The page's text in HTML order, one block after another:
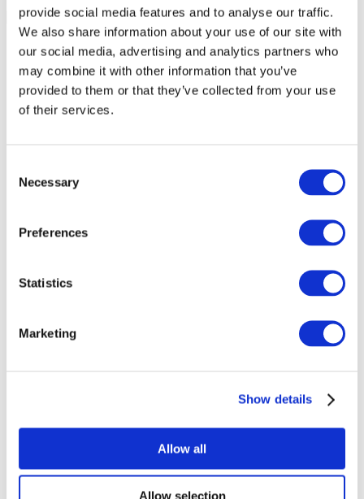
provide social media features and to analyse our traffic.
We also share information about your use of our site with
our social media, advertising and analytics partners who
may combine it with other information that you’ve
provided to them or that they’ve collected from your use
of their services.
Selection
Necessary
Preferences
Statistics
Marketing
Show details
Allow all
Allow selection
Todos los